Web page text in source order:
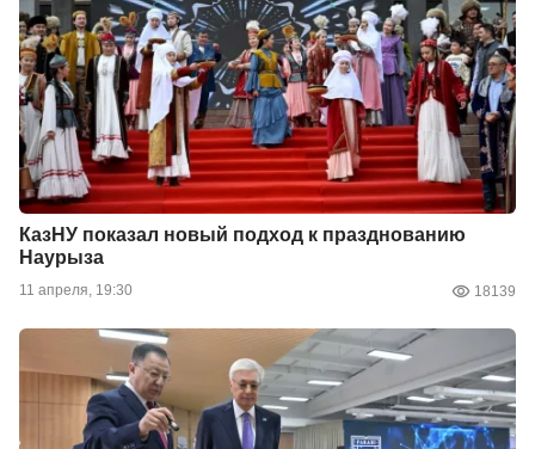
КазНУ показал новый подход к празднованию
Наурыза
11 апреля, 19:30 18139